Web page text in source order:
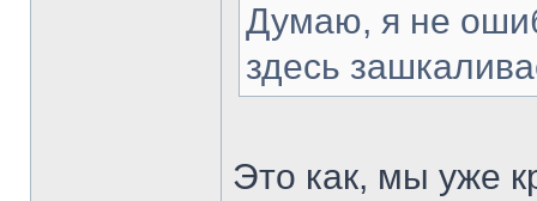
Думаю, я не
здесь
Это как, мы уже